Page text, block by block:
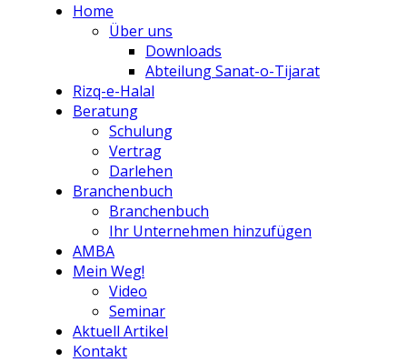
Home
Über uns
Downloads
Abteilung Sanat-o-Tijarat
Rizq-e-Halal
Beratung
Schulung
Vertrag
Darlehen
Branchenbuch
Branchenbuch
Ihr Unternehmen hinzufügen
AMBA
Mein Weg!
Video
Seminar
Aktuell Artikel
Kontakt